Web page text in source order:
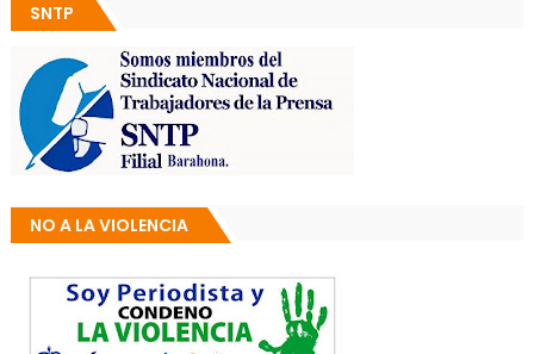
SNTP
NO A LA VIOLENCIA